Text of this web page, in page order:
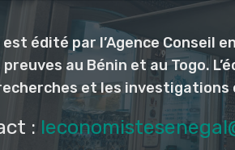
est édité par l’Agence Conseil
au Bénin et au Togo.
et les
: